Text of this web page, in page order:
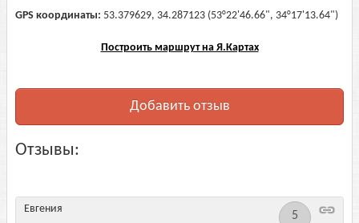
GPS координаты: 53.379629, 34.287123 (53°22'46.66", 34°17'13.64")
Построить маршрут на Я.Картах
Добавить отзыв
Отзывы:
Евгения
5